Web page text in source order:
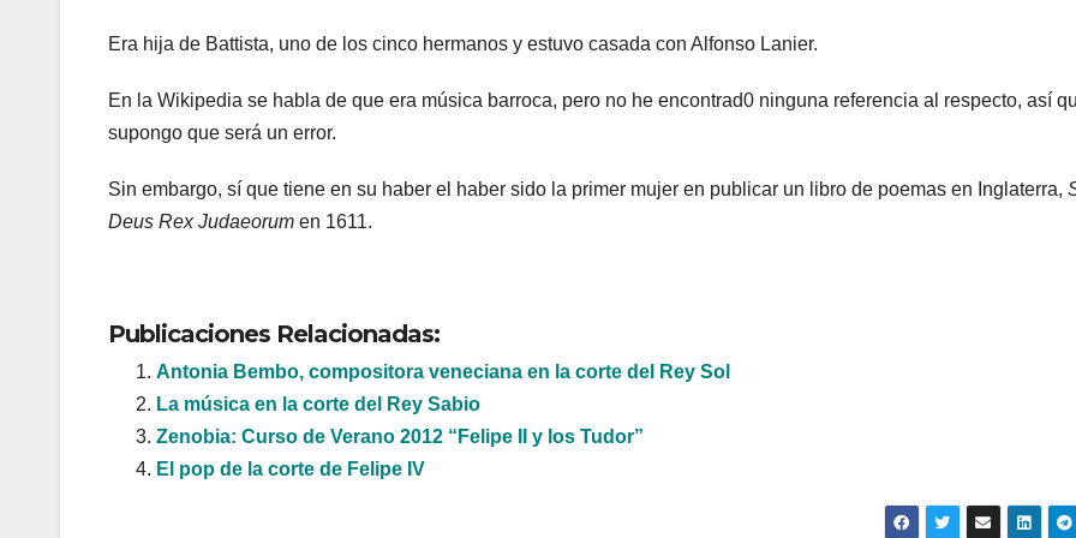
Era hija de Battista, uno de los cinco hermanos y estuvo casada con Alfonso Lanier.
En la Wikipedia se habla de que era música barroca, pero no he encontrad0 ninguna referencia al respecto, así
supongo que será un error.
Sin embargo, sí que tiene en su haber el haber sido la primer mujer en publicar un libro de poemas en Inglaterra,
Deus Rex Judaeorum en 1611.
Publicaciones Relacionadas:
Antonia Bembo, compositora veneciana en la corte del Rey Sol
La música en la corte del Rey Sabio
Zenobia: Curso de Verano 2012 “Felipe II y los Tudor”
El pop de la corte de Felipe IV